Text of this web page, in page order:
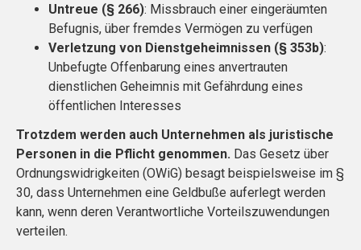
Untreue (§ 266): Missbrauch einer eingeräumten
Befugnis, über fremdes Vermögen zu verfügen
Verletzung von Dienstgeheimnissen (§ 353b):
Unbefugte Offenbarung eines anvertrauten
dienstlichen Geheimnis mit Gefährdung eines
öffentlichen Interesses
Trotzdem werden auch Unternehmen als juristische
Personen in die Pflicht genommen. Das Gesetz über
Ordnungswidrigkeiten (OWiG) besagt beispielsweise im §
30, dass Unternehmen eine Geldbuße auferlegt werden
kann, wenn deren Verantwortliche Vorteilszuwendungen
verteilen.